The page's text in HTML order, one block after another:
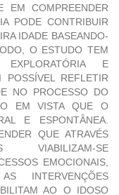
EM COMPREENDER
PODE CONTRIBUIR
IDADE BASEANDO-
O ESTUDO TEM
E
REFLETIR
NO PROCESSO DO
EM VISTA QUE O
E ESPONTÂNEA.
QUE ATRAVÉS
VIABILIZAM-SE
EMOCIONAIS,
INTERVENÇÕES
AO O IDOSO